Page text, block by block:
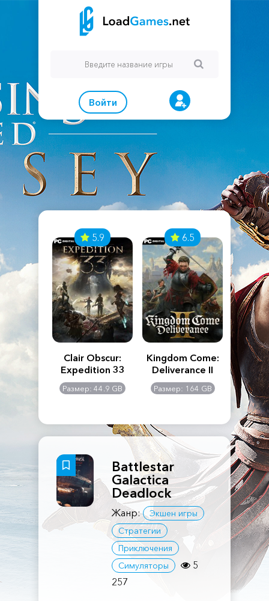
Войти
Creed
5.9
Clair Obscur:
Expedition 33
Размер: 44.9 GB
6.5
Kingdom Come:
Deliverance II
Размер: 164 GB
The
Battlestar
Galactica
Deadlock
Жанр:
Экшен игры
Стратегии
Приключения
Симуляторы
5
257